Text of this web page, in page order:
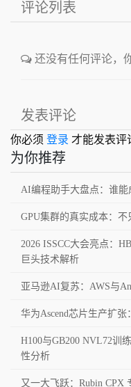
评论列表
还没有任何评论，
发表评论
你必须 登录 才能发表评
为你推荐
AI编程助手大盘点：谁能
GPU集群的真实成本：
2026 ISSCC大会亮点：
巨头技术解析
亚马逊AI复苏：AWS与
华为Ascend芯片生产扩张
H100与GB200 NVL72训
性分析
又一大飞跃：Rubin CPX